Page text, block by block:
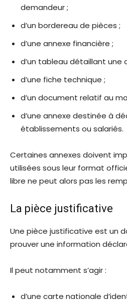
demandeur ;
d’un bordereau de pièces ;
d’une annexe financière ;
d’un tableau détaillant une
d’une fiche technique ;
d’un document relatif au
d’une annexe destinée à
établissements ou salariés.
Certaines annexes doivent
utilisées sous leur format
libre ne peut alors pas les
La pièce justificative
Une pièce justificative est un
prouver une information
Il peut notamment s’agir :
d’une carte nationale